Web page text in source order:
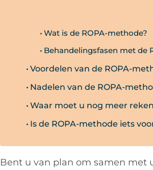
Wat is de ROPA-methode?
Behandelingsfasen met de
Voordelen van de ROPA-
Nadelen van de ROPA-
Waar moet u nog meer
Is de ROPA-methode iets
Bent u van plan om samen met